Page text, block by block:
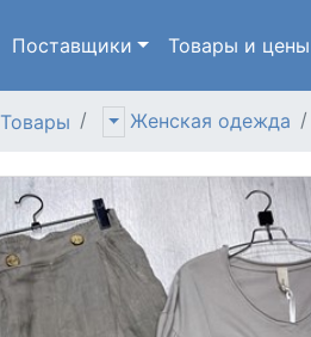
Поставщики Товары и цены
Товары Женская одежда